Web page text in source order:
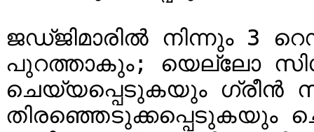
ജഡ്ജിമാരിൽ നിന്നും 3
പുറത്താകും; യെല്ലോ
ചെയ്യപ്പെടുകയും ഗ്രീൻ
തിരഞ്ഞെടുക്കപ്പെടുകയും